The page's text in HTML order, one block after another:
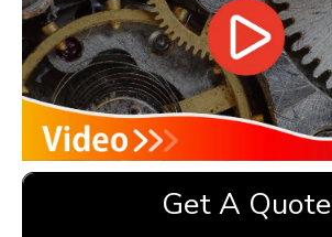
Get A Quote